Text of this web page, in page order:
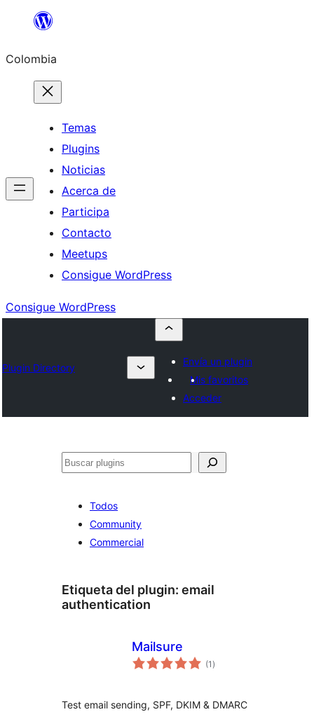
Saltar
contenido
Colombia
Temas
Plugins
Noticias
Acerca de
Participa
Contacto
Meetups
Consigue WordPress
Consigue WordPress
Plugin Directory
Envía un plugin
Mis favoritos
Acceder
Buscar
Todos
Community
Commercial
Etiqueta del plugin: email
authentication
Mailsure
(1 total
de
)
Test email sending, SPF, DKIM & DMARC